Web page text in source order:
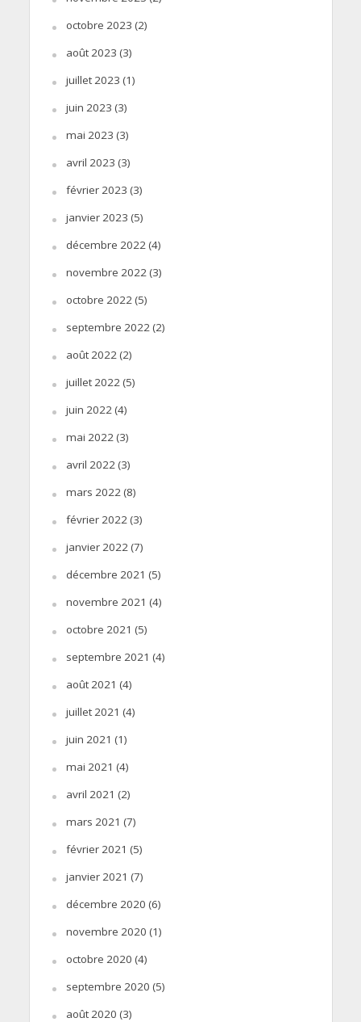
octobre 2023 (2)
août 2023 (3)
juillet 2023 (1)
juin 2023 (3)
mai 2023 (3)
avril 2023 (3)
février 2023 (3)
janvier 2023 (5)
décembre 2022(4)
novembre 2022(3)
octobre 2022(5)
septembre 2022(2)
août 2022(2)
juillet 2022(5)
juin 2022(4)
mai 2022(3)
avril 2022(3)
mars 2022(8)
février 2022(3)
janvier 2022(7)
décembre 2021 (5)
novembre 2021 (4)
octobre 2021 (5)
septembre 2021 (4)
août 2021 (4)
juillet 2021 (4)
juin 2021 (1)
mai 2021 (4)
avril 2021 (2)
mars 2021 (7)
février 2021 (5)
janvier 2021 (7)
décembre 2020 (6)
novembre 2020 (1)
octobre 2020 (4)
septembre 2020 (5)
août 2020 (3)